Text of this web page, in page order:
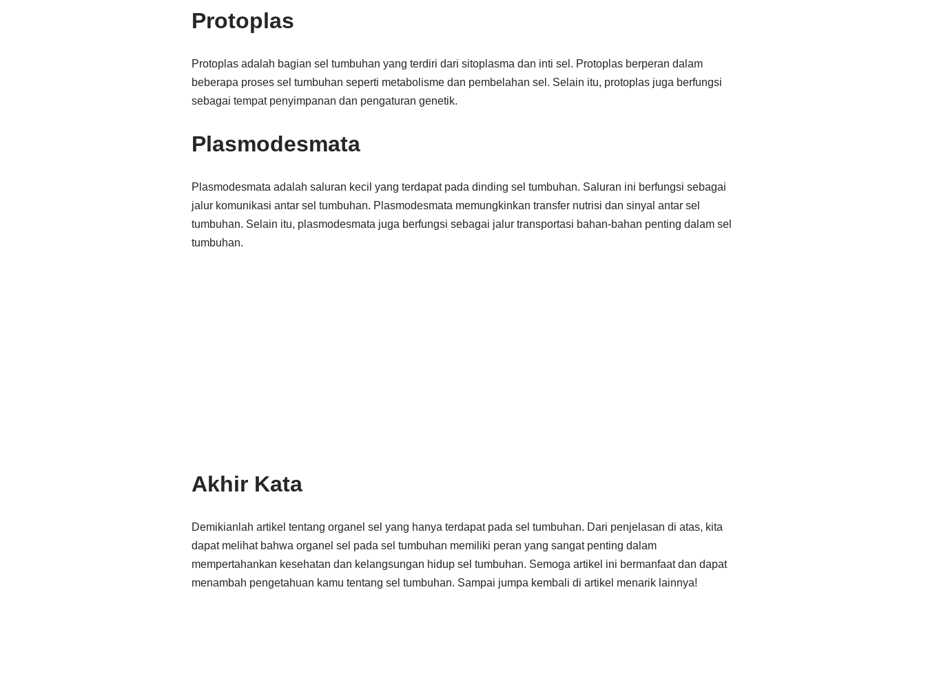
Protoplas
Protoplas adalah bagian sel tumbuhan yang terdiri dari sitoplasma dan inti sel. Protoplas berperan dalam
beberapa proses sel tumbuhan seperti metabolisme dan pembelahan sel. Selain itu, protoplas juga berfungsi
sebagai tempat penyimpanan dan pengaturan genetik.
Plasmodesmata
Plasmodesmata adalah saluran kecil yang terdapat pada dinding sel tumbuhan. Saluran ini berfungsi sebagai
jalur komunikasi antar sel tumbuhan. Plasmodesmata memungkinkan transfer nutrisi dan sinyal antar sel
tumbuhan. Selain itu, plasmodesmata juga berfungsi sebagai jalur transportasi bahan-bahan penting dalam sel
tumbuhan.
Akhir Kata
Demikianlah artikel tentang organel sel yang hanya terdapat pada sel tumbuhan. Dari penjelasan di atas, kita
dapat melihat bahwa organel sel pada sel tumbuhan memiliki peran yang sangat penting dalam
mempertahankan kesehatan dan kelangsungan hidup sel tumbuhan. Semoga artikel ini bermanfaat dan dapat
menambah pengetahuan kamu tentang sel tumbuhan. Sampai jumpa kembali di artikel menarik lainnya!